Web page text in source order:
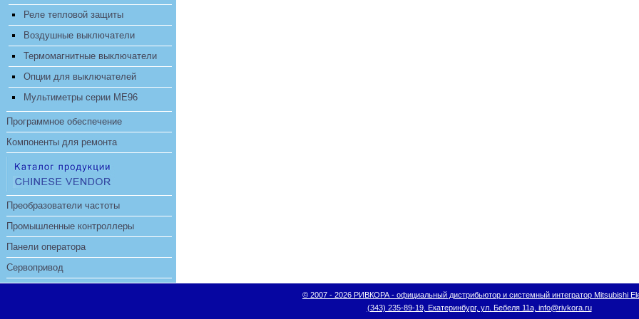
Реле тепловой защиты
Воздушные выключатели
Термомагнитные выключатели
Опции для выключателей
Мультиметры серии ME96
Программное обеспечение
Компоненты для ремонта
Преобразователи частоты
Промышленные контроллеры
Панели оператора
Сервопривод
© 2007 - 2026 РИВКОРА - официальный дистрибьютор и системный интегратор Mitsubishi
(343) 235-89-19, Екатеринбург, ул. Бебеля 11а, info@rivkora.ru